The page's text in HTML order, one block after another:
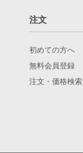
注文
初めての方へ
無料会員登録
注文・価格検索